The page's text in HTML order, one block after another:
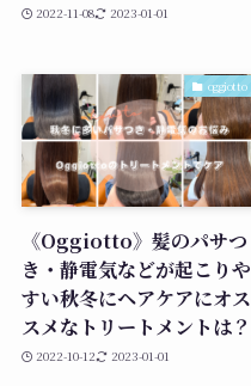
2022-11-08 2023-01-01
oggiotto
《Oggiotto》髪のパサつ
き・静電気などが起こりや
すい秋冬にヘアケアにオス
スメなトリートメントは？
2022-10-12 2023-01-01